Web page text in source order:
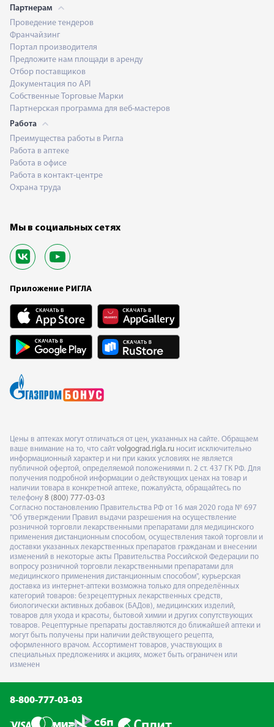
Партнерам
Проведение тендеров
Франчайзинг
Портал производителя
Предложите нам площади в аренду
Отбор поставщиков
Документация по API
Собственные Торговые Марки
Партнерская программа для веб-мастеров
Работа
Преимущества работы в Ригла
Работа в аптеке
Работа в офисе
Работа в контакт-центре
Охрана труда
Мы в социальных сетях
Приложение РИГЛА
Цены в аптеках могут отличаться от цен, указанных на сайте. Обращаем
ваше внимание на то, что сайт volgograd.rigla.ru носит исключительно
информационный характер и ни при каких условиях не является
публичной офертой, определяемой положениями п. 2 ст. 437 ГК РФ. Для
получения подробной информации о действующих ценах на товар и
наличии товара в конкретной аптеке, пожалуйста, обращайтесь по
телефону 8 (800) 777-03-03
Согласно постановлению Правительства РФ от 16 мая 2020 года № 697
"Об утверждении Правил выдачи разрешения на осуществление
розничной торговли лекарственными препаратами для медицинского
применения дистанционным способом, осуществления такой торговли и
доставки указанных лекарственных препаратов гражданам и внесении
изменений в некоторые акты Правительства Российской Федерации по
вопросу розничной торговли лекарственными препаратами для
медицинского применения дистанционным способом", курьерская
доставка из интернет-аптеки возможна только для определённых
категорий товаров: безрецептурных лекарственных средств,
биологически активных добавок (БАДов), медицинских изделий,
товаров для ухода и красоты, бытовой химии и других сопутствующих
товаров. Рецептурные препараты доставляются до ближайшей аптеки и
могут быть получены при наличии действующего рецепта,
оформленного врачом. Ассортимент товаров, участвующих в
специальных предложениях и акциях, может быть ограничен или
изменен
8-800-777-03-03